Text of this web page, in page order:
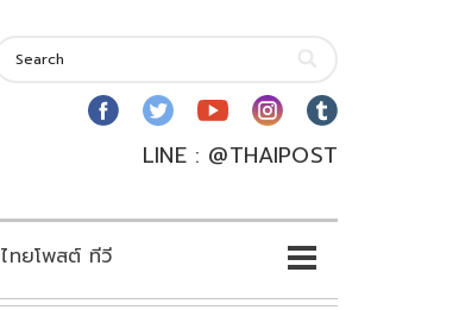
LINE : @THAIPOST
ไทยโพสต์ ทีวี